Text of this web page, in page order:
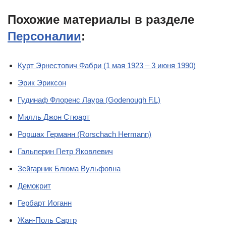
Похожие материалы в разделе
Персоналии:
Курт Эрнестович Фабри (1 мая 1923 – 3 июня 1990)
Эрик Эриксон
Гудинаф Флоренс Лаура (Godenough F.L)
Милль Джон Стюарт
Роршах Германн (Rorschach Hermann)
Гальперин Петр Яковлевич
Зейгарник Блюма Вульфовна
Демокрит
Гербарт Иоганн
Жан-Поль Сартр